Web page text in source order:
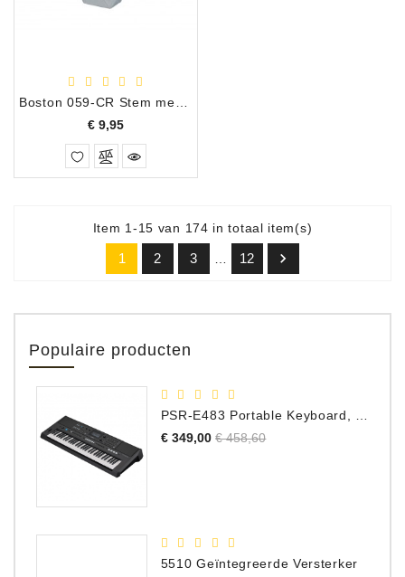
€ 9,95Prijs
Item 1-15 van 174 in totaal item(s)
1 2 3 12 
Populaire producten
€ 349,00 Normale
€ 458,60Prijs
5510 Geïntegreerde Versterker